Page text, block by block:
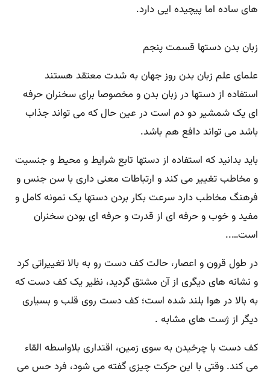
های ساده اما پیچیده ایی دارد.
زبان بدن دستها قسمت پنجم
علمای علم زبان بدن روز جهان به شدت معتقد هستند
استفاده از دستها در زبان بدن و مخصوصا برای سخنران حرفه
ای یک شمشیر دو دم است در عین حال که می تواند جذاب
باشد می تواند دافع هم باشد.
باید بدانید که استفاده از دستها تابع شرایط و محیط و جنسیت
و مخاطب تغییر می کند و ارتباطات معنی داری با سن جنس و
فرهنگ مخاطب دارد سرعت بکار بردن دستها یک نمونه کامل و
مفید و خوب و حرفه ای از قدرت و حرفه ای بودن سخنران
است…..
در طول قرون و اعصار، حالت کف دست رو به بالا تغییراتی کرد
و نشانه های دیگری از آن مشتق گردید، نظیر یک کف دست که
به بالا در هوا بلند شده است؛ کف دست روی قلب و بسیاری
دیگر از ژست های مشابه .
کف دست با چرخیدن به سوی زمین، اقتداری بلاواسطه القاء
می کند. وقتی با این حرکت چیزی گفته می شود، فرد حس می